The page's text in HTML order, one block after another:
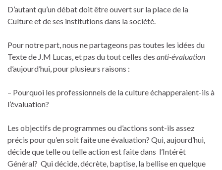
D’autant qu’un débat doit être ouvert sur la place de la
Culture et de ses institutions dans la société.
Pour notre part, nous ne partageons pas toutes les idées du
Texte de J.M Lucas, et pas du tout celles des anti-évaluation
d’aujourd’hui, pour plusieurs raisons :
– Pourquoi les professionnels de la culture échapperaient-ils à
l’évaluation?
Les objectifs de programmes ou d’actions sont-ils assez
précis pour qu’en soit faite une évaluation? Qui, aujourd’hui,
décide que telle ou telle action est faite dans l’Intérêt
Général? Qui décide, décrète, baptise, la bellise en quelque